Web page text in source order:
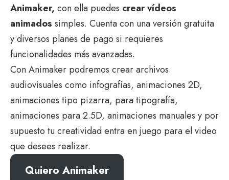
Animaker, con ella puedes crear vídeos
animados simples. Cuenta con una versión gratuita
y diversos planes de pago si requieres
funcionalidades más avanzadas.
Con Animaker podremos crear archivos
audiovisuales como infografías, animaciones 2D,
animaciones tipo pizarra, para tipografía,
animaciones para 2.5D, animaciones manuales y por
supuesto tu creatividad entra en juego para el video
que desees realizar.
Quiero Animaker